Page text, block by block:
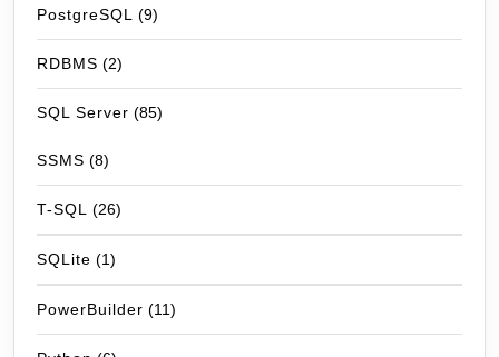
PostgreSQL (9)
RDBMS (2)
SQL Server (85)
SSMS (8)
T-SQL (26)
SQLite (1)
PowerBuilder (11)